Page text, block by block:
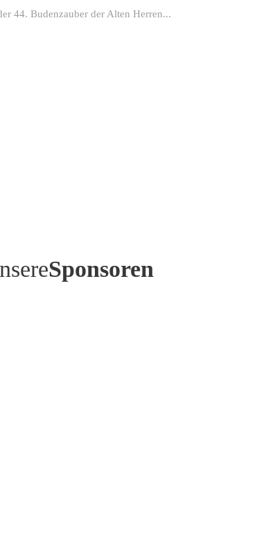
44. Budenzauber der Alten Herren...
Sponsoren